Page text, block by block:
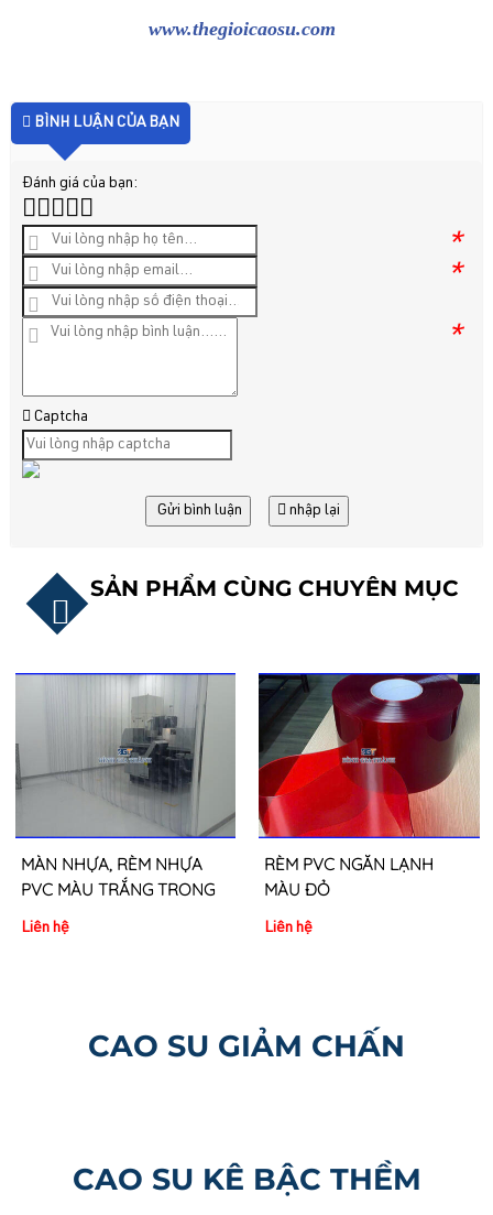
www.thegioicaosu.com
BÌNH LUẬN CỦA BẠN
Đánh giá của bạn:
*
*
*
Captcha
Gửi bình luận nhập lại
SẢN PHẨM CÙNG CHUYÊN MỤC
MÀN NHỰA, RÈM NHỰA
PVC MÀU TRẮNG TRONG
Liên hệ
RÈM PVC NGĂN LẠNH
MÀU ĐỎ
Liên hệ
CAO SU GIẢM CHẤN
CAO SU KÊ BẬC THỀM